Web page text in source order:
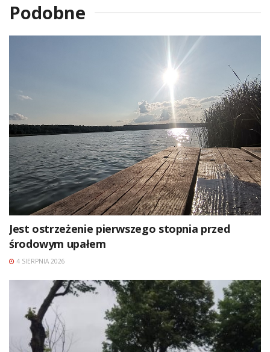
Podobne
Jest ostrzeżenie pierwszego stopnia przed
środowym upałem
4 SIERPNIA 2026